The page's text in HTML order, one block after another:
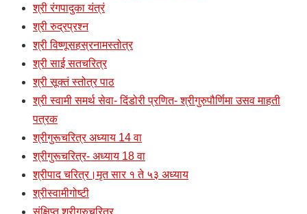
श्री रंगपादुका यंत्रं
श्री रुद्रप्रश्न
श्री विष्णूसहस्रनामस्तोत्र
श्री साई सतचरित्र
श्री सूक्तं स्तोत्र पाठ
श्री स्वामी समर्थ सेवा- दिंडोरी प्रणित- श्रीगुरुपौर्णिमा उसव माहती
पत्रक
श्रीगुरूचरित्र अध्याय 14 वा
श्रीगुरूचरित्र- अध्याय 18 वा
श्रीपाद चरित्र।मृत सार १ ते ५३ अध्याय
श्रीस्वामीगोष्टी
संक्षिप्त श्रीगुरुचरित्र